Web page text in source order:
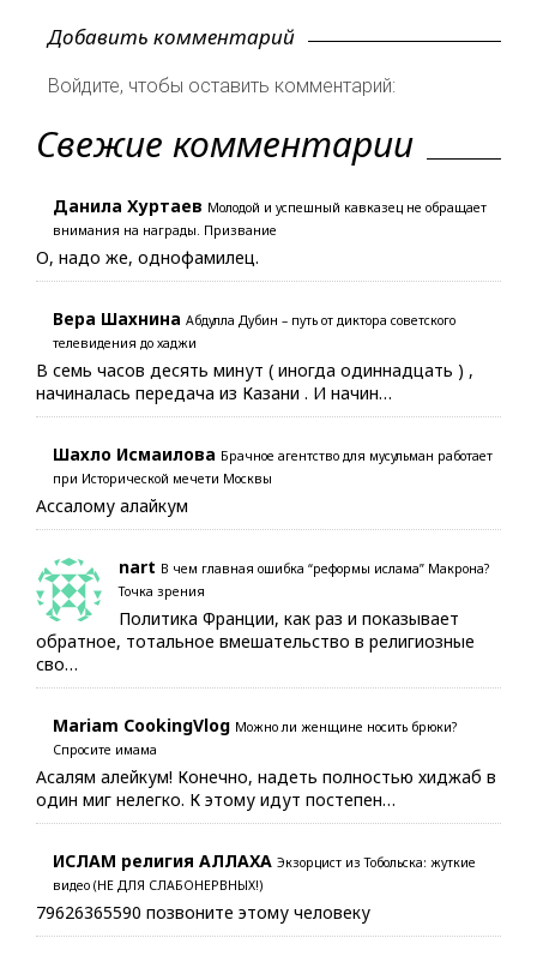
Добавить комментарий
Войдите, чтобы оставить комментарий:
Свежие комментарии
Данила Хуртаев Молодой и успешный кавказец не обращает
внимания на награды. Призвание
О, надо же, однофамилец.
Вера Шахнина Абдулла Дубин – путь от диктора советского
телевидения до хаджи
В семь часов десять минут ( иногда одиннадцать ) ,
начиналась передача из Казани . И начин…
Шахло Исмаилова Брачное агентство для мусульман работает
при Исторической мечети Москвы
Ассалому алайкум
nart В чем главная ошибка “реформы ислама” Макрона?
Точка зрения
Политика Франции, как раз и показывает
обратное, тотальное вмешательство в религиозные
сво…
Mariam CookingVlog Можно ли женщине носить брюки?
Спросите имама
Асалям алейкум! Конечно, надеть полностью хиджаб в
один миг нелегко. К этому идут постепен…
ИСЛАМ религия АЛЛАХА Экзорцист из Тобольска: жуткие
видео (НЕ ДЛЯ СЛАБОНЕРВНЫХ!)
79626365590 позвоните этому человеку